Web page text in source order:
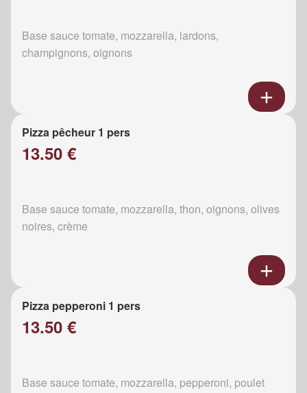
Base sauce tomate, mozzarella, lardons,
champignons, oignons
Pizza pêcheur 1 pers
13.50 €
Base sauce tomate, mozzarella, thon, oignons, olives
noires, crème
Pizza pepperoni 1 pers
13.50 €
Base sauce tomate, mozzarella, pepperoni, poulet